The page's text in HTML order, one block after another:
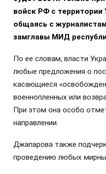
войск РФ с территории
общаясь с
замглавы МИД
По ее словам, власти
любые предложения о
касающиеся
военнопленных или
При этом она особо
направлении.
Джапарова также
проведению любых